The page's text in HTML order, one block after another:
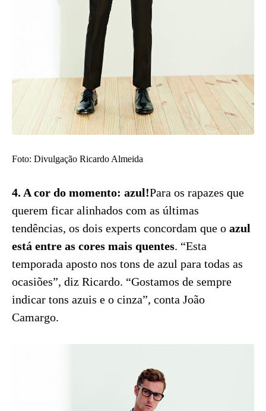
Foto: Divulgação Ricardo Almeida
4. A cor do momento: azul!Para os rapazes que
querem ficar alinhados com as últimas
tendências, os dois experts concordam que o azul
está entre as cores mais quentes. “Esta
temporada aposto nos tons de azul para todas as
ocasiões”, diz Ricardo. “Gostamos de sempre
indicar tons azuis e o cinza”, conta João
Camargo.